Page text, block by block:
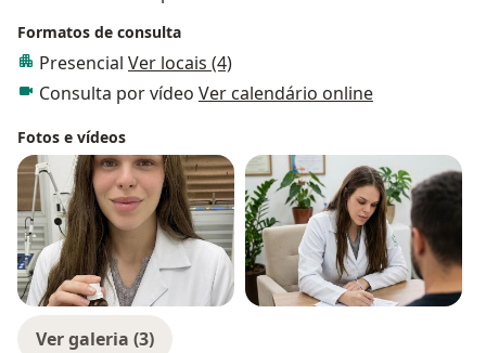
Formatos de consulta
Presencial Ver locais (4)
Consulta por vídeo Ver calendário online
Fotos e vídeos
Ver galeria (3)